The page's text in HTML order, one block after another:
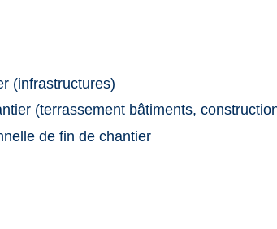
(infrastructures)
(terrassement bâtiments,
de fin de chantier